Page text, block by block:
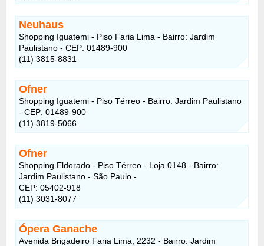
Neuhaus
Shopping Iguatemi - Piso Faria Lima - Bairro: Jardim
Paulistano - CEP: 01489-900
(11) 3815-8831
Ofner
Shopping Iguatemi - Piso Térreo - Bairro: Jardim Paulistano
- CEP: 01489-900
(11) 3819-5066
Ofner
Shopping Eldorado - Piso Térreo - Loja 0148 - Bairro:
Jardim Paulistano - São Paulo -
CEP: 05402-918
(11) 3031-8077
Ópera Ganache
Avenida Brigadeiro Faria Lima, 2232 - Bairro: Jardim